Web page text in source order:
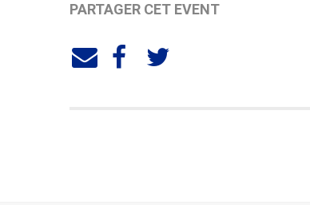
PARTAGER CET EVENT